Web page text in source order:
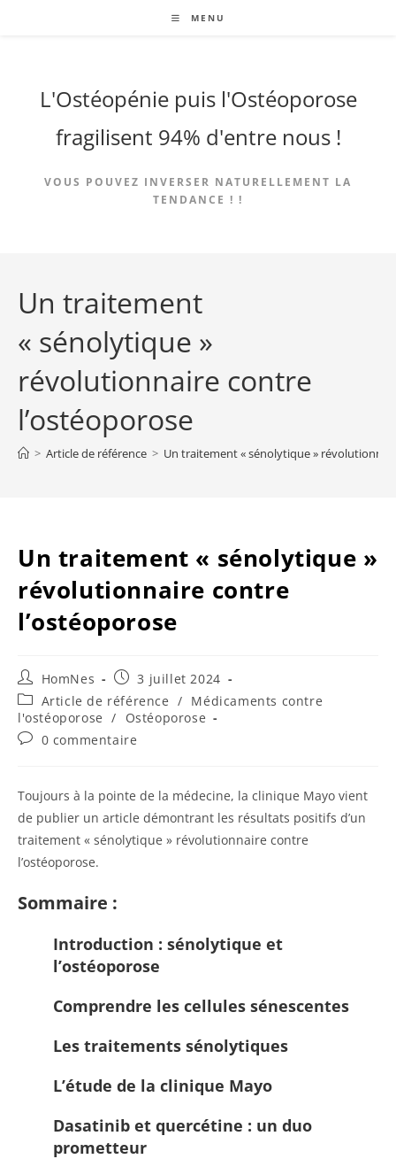
MENU
L'Ostéopénie puis l'Ostéoporose
fragilisent 94% d'entre nous !
VOUS POUVEZ INVERSER NATURELLEMENT LA
TENDANCE ! !
Un traitement
« sénolytique »
révolutionnaire contre
l’ostéoporose
> Article de référence > Un traitement « sénolytique »
Un traitement « sénolytique »
révolutionnaire contre
l’ostéoporose
Auteur/autrice
de
la
publication :
HomNes
Publication
publiée :
3 juillet 2024
Post
category:
Article de référence / Médicaments contre
l'ostéoporose
/
Ostéoporose
Commentaires
publication :
0 commentaire
Toujours à la pointe de la médecine, la clinique Mayo vient
de publier un article démontrant les résultats positifs d’un
traitement « sénolytique » révolutionnaire contre
l’ostéoporose.
Sommaire :
Introduction : sénolytique et
l’ostéoporose
Comprendre les cellules sénescentes
Les traitements sénolytiques
L’étude de la clinique Mayo
Dasatinib et quercétine : un duo
prometteur